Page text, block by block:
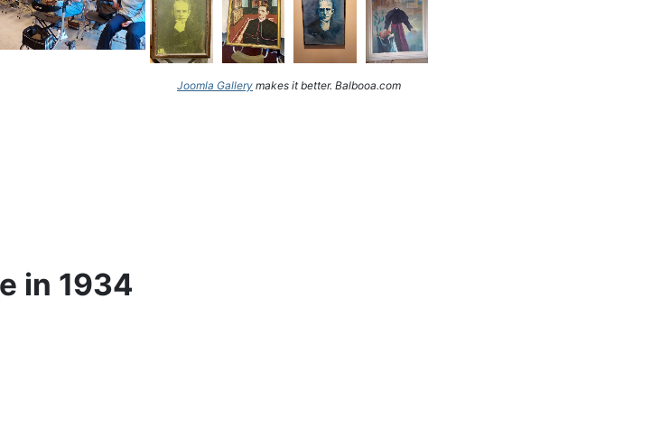
Joomla Gallery makes it better. Balbooa.com
in 1934